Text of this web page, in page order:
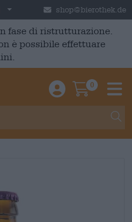
Italia shop@bierothek.de
fase di ristrutturazione.
è possibile effettuare
Einloggen /
0